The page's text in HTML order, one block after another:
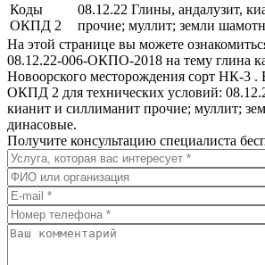
Коды
ОКПД 2
08.12.22 Глины, андалузит,
прочие; муллит; земли
На этой странице вы можете
08.12.22-006-ОКПО-2018 на тему глина
Новоорского месторождения сорт НК-3
ОКПД 2 для технических условий:
кианит и силлиманит прочие; муллит;
динасовые.
Получите консультацию специалиста